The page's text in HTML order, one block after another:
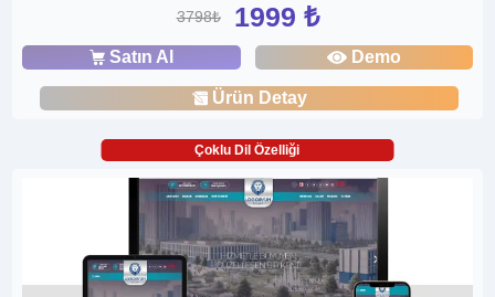
3798₺ 1999 ₺
Satın Al Demo
Ürün Detay
Çoklu Dil Özelliği